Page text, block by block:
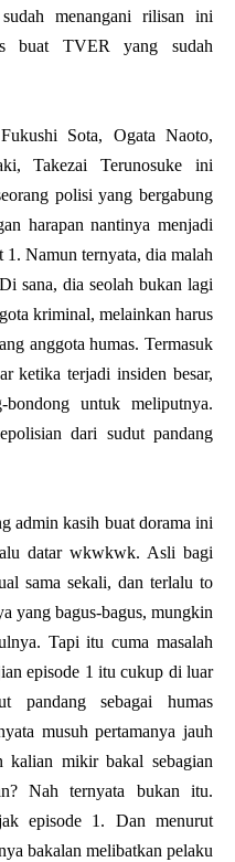
menangani rilisan ini
buat TVER yang sudah
Sota, Ogata Naoto,
Takezai Terunosuke ini
polisi yang bergabung
harapan nantinya menjadi
Namun ternyata, dia malah
sana, dia seolah bukan lagi
kriminal, melainkan harus
anggota humas. Termasuk
ketika terjadi insiden besar,
bondong untuk meliputnya.
dari sudut pandang
admin kasih buat dorama ini
datar wkwkwk. Asli bagi
sama sekali, dan terlalu to
yang bagus-bagus, mungkin
Tapi itu cuma masalah
episode 1 itu cukup di luar
pandang sebagai humas
musuh pertamanya jauh
mikir bakal sebagian
Nah ternyata bukan itu.
episode 1. Dan menurut
bakalan melibatkan pelaku